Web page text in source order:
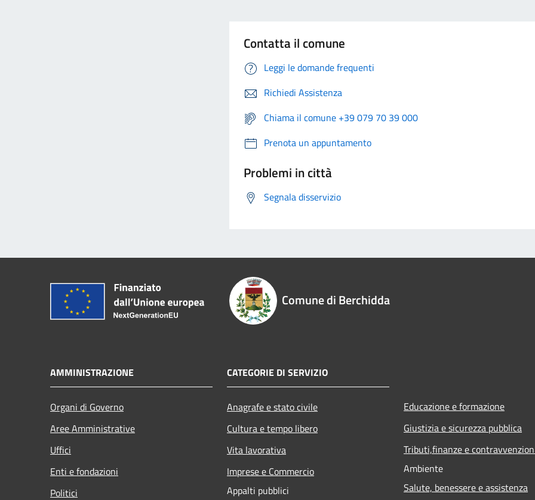
Contatta il comune
Leggi le domande frequenti
Richiedi Assistenza
Chiama il comune +39 079 70 39 000
Prenota un appuntamento
Problemi in città
Segnala disservizio
Comune di Berchidda
AMMINISTRAZIONE
Organi di Governo
Aree Amministrative
Uffici
Enti e fondazioni
Politici
CATEGORIE DI SERVIZIO
Anagrafe e stato civile
Cultura e tempo libero
Vita lavorativa
Imprese e Commercio
Appalti pubblici
Educazione e formazione
Giustizia e sicurezza pubblica
Tributi,finanze e
Ambiente
Salute, benessere e assistenza